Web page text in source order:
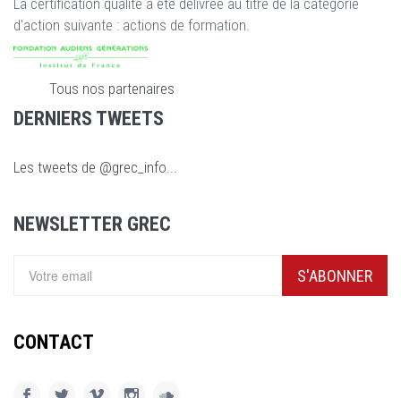
d'action suivante : actions de formation.
Tous nos partenaires
DERNIERS TWEETS
Les tweets de @grec_info...
NEWSLETTER GREC
S'ABONNER
CONTACT